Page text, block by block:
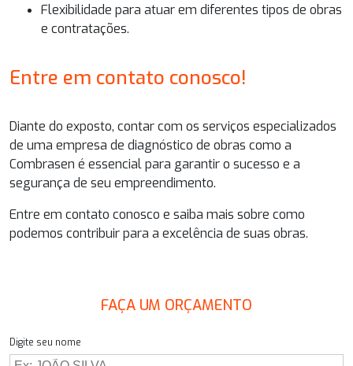
Flexibilidade para atuar em diferentes tipos de obras
e contratações.
Entre em contato conosco!
Diante do exposto, contar com os serviços especializados
de uma empresa de diagnóstico de obras como a
Combrasen é essencial para garantir o sucesso e a
segurança de seu empreendimento.
Entre em contato conosco e saiba mais sobre como
podemos contribuir para a excelência de suas obras.
FAÇA UM ORÇAMENTO
Digite seu nome